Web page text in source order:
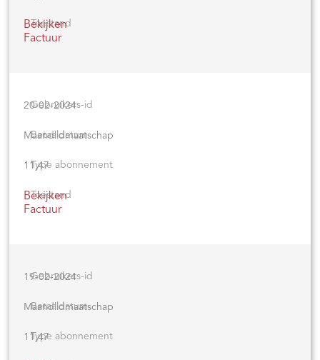
Bekijken
Factuur
20-02-2024
Maandlidmaatschap
11,47
Bekijken
Factuur
19-02-2024
Maandlidmaatschap
11,47